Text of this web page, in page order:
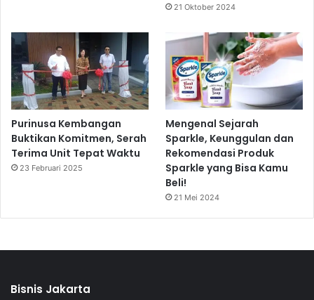
21 Oktober 2024
Purinusa Kembangan
Buktikan Komitmen, Serah
Terima Unit Tepat Waktu
23 Februari 2025
Mengenal Sejarah
Sparkle, Keunggulan dan
Rekomendasi Produk
Sparkle yang Bisa Kamu
Beli!
21 Mei 2024
Bisnis Jakarta